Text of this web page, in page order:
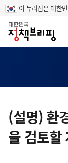
이 누리집은 대한
홈
텐
츠
영
(설명) 환
을 검토할